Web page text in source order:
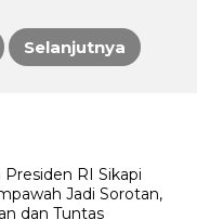
Selanjutnya